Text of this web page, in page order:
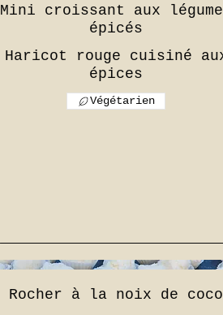
Mini croissant aux
épicés
Haricot rouge cuisiné
épices
Végétarien
Rocher à la noix de coco